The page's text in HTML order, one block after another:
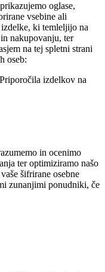
oglase,
vsebine ali
ki temleljijo na
nakupovanju, ter
na tej spletni strani
oseb:
izdelkov na
in ocenimo
ter optimiziramo našo
šifrirane osebne
zunanjimi ponudniki, če